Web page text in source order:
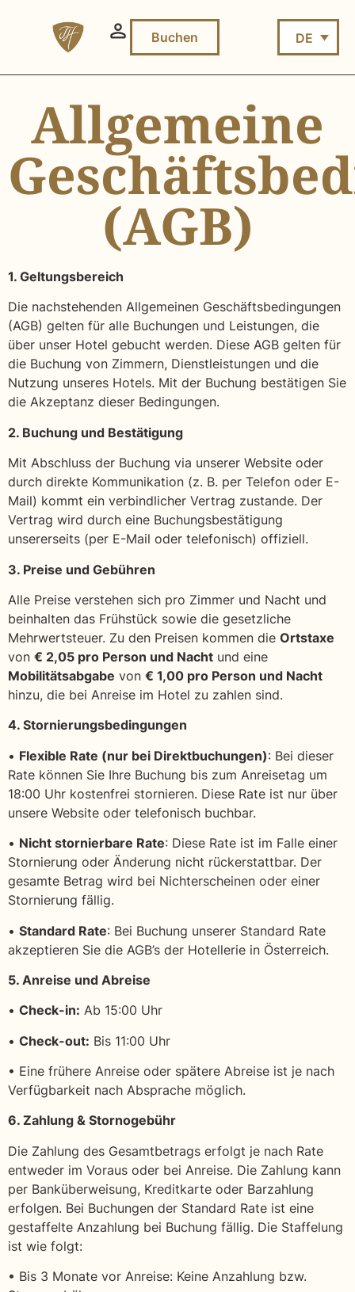
Buchen DE
Allgemeine
(AGB)
1. Geltungsbereich
Die nachstehenden Allgemeinen Geschäftsbedingungen
(AGB) gelten für alle Buchungen und Leistungen, die
über unser Hotel gebucht werden. Diese AGB gelten für
die Buchung von Zimmern, Dienstleistungen und die
Nutzung unseres Hotels. Mit der Buchung bestätigen Sie
die Akzeptanz dieser Bedingungen.
2. Buchung und Bestätigung
Mit Abschluss der Buchung via unserer Website oder
durch direkte Kommunikation (z. B. per Telefon oder E-
Mail) kommt ein verbindlicher Vertrag zustande. Der
Vertrag wird durch eine Buchungsbestätigung
unsererseits (per E-Mail oder telefonisch) offiziell.
3. Preise und Gebühren
Alle Preise verstehen sich pro Zimmer und Nacht und
beinhalten das Frühstück sowie die gesetzliche
Mehrwertsteuer. Zu den Preisen kommen die Ortstaxe
von € 2,05 pro Person und Nacht und eine
Mobilitätsabgabe von € 1,00 pro Person und Nacht
hinzu, die bei Anreise im Hotel zu zahlen sind.
4. Stornierungsbedingungen
• Flexible Rate (nur bei Direktbuchungen): Bei dieser
Rate können Sie Ihre Buchung bis zum Anreisetag um
18:00 Uhr kostenfrei stornieren. Diese Rate ist nur über
unsere Website oder telefonisch buchbar.
• Nicht stornierbare Rate: Diese Rate ist im Falle einer
Stornierung oder Änderung nicht rückerstattbar. Der
gesamte Betrag wird bei Nichterscheinen oder einer
Stornierung fällig.
• Standard Rate: Bei Buchung unserer Standard Rate
akzeptieren Sie die AGB’s der Hotellerie in Österreich.
5. Anreise und Abreise
• Check-in: Ab 15:00 Uhr
• Check-out: Bis 11:00 Uhr
• Eine frühere Anreise oder spätere Abreise ist je nach
Verfügbarkeit nach Absprache möglich.
6. Zahlung & Stornogebühr
Die Zahlung des Gesamtbetrags erfolgt je nach Rate
entweder im Voraus oder bei Anreise. Die Zahlung kann
per Banküberweisung, Kreditkarte oder Barzahlung
erfolgen. Bei Buchungen der Standard Rate ist eine
gestaffelte Anzahlung bei Buchung fällig. Die Staffelung
ist wie folgt:
• Bis 3 Monate vor Anreise: Keine Anzahlung bzw.